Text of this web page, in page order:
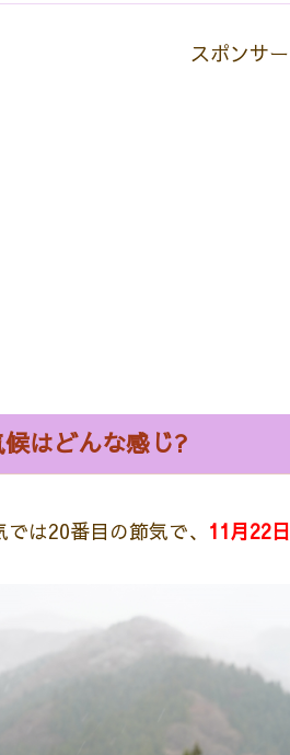
スポンサ
はどんな感じ?
は20番目の節気で、 11月22